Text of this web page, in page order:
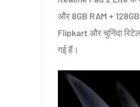
और 8GB RAM +
Flipkart और चुनिंदा
गई हैं।